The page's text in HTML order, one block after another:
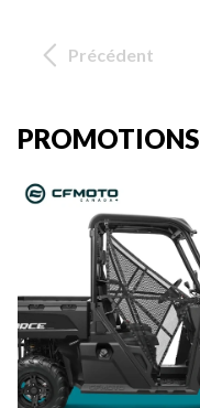
Précédent
PROMOTIONS